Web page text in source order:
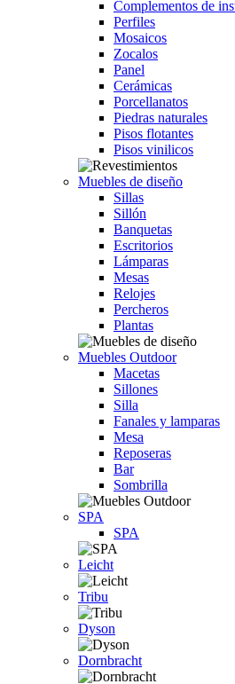
Complementos de
Perfiles
Mosaicos
Zocalos
Panel
Cerámicas
Porcellanatos
Piedras naturales
Pisos flotantes
Pisos vinilicos
Muebles de diseño
Sillas
Sillón
Banquetas
Escritorios
Lámparas
Mesas
Relojes
Percheros
Plantas
Muebles Outdoor
Macetas
Sillones
Silla
Fanales y lamparas
Mesa
Reposeras
Bar
Sombrilla
SPA
SPA
Leicht
Tribu
Dyson
Dornbracht